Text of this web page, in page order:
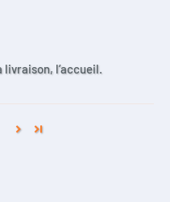
l’accueil.